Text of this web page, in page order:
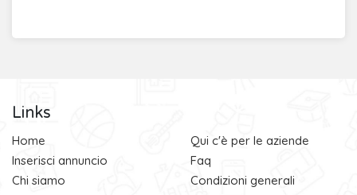
Links
Home
Inserisci annuncio
Chi siamo
Qui c'è per le aziende
Faq
Condizioni generali